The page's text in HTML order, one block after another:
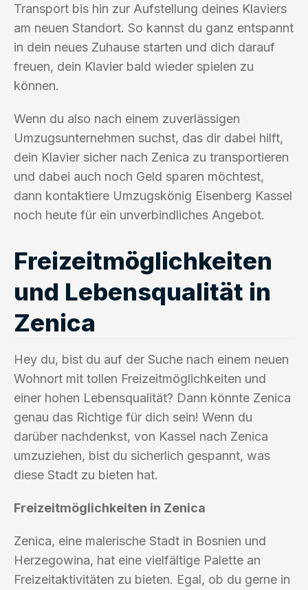
Transport bis hin zur Aufstellung deines Klaviers
am neuen Standort. So kannst du ganz entspannt
in dein neues Zuhause starten und dich darauf
freuen, dein Klavier bald wieder spielen zu
können.
Wenn du also nach einem zuverlässigen
Umzugsunternehmen suchst, das dir dabei hilft,
dein Klavier sicher nach Zenica zu transportieren
und dabei auch noch Geld sparen möchtest,
dann kontaktiere Umzugskönig Eisenberg Kassel
noch heute für ein unverbindliches Angebot.
Freizeitmöglichkeiten
und Lebensqualität in
Zenica
Hey du, bist du auf der Suche nach einem neuen
Wohnort mit tollen Freizeitmöglichkeiten und
einer hohen Lebensqualität? Dann könnte Zenica
genau das Richtige für dich sein! Wenn du
darüber nachdenkst, von Kassel nach Zenica
umzuziehen, bist du sicherlich gespannt, was
diese Stadt zu bieten hat.
Freizeitmöglichkeiten in Zenica
Zenica, eine malerische Stadt in Bosnien und
Herzegowina, hat eine vielfältige Palette an
Freizeitaktivitäten zu bieten. Egal, ob du gerne in